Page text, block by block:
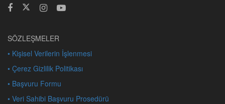
SÖZLEŞMELER
• Kişisel Verilerin İşlenmesi
• Çerez Gizlilik Politikası
• Başvuru Formu
• Veri Sahibi Başvuru Prosedürü